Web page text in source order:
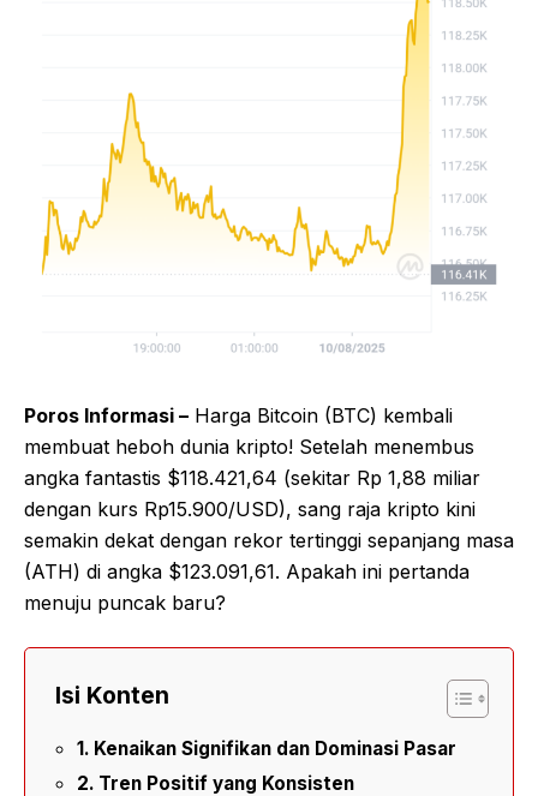
Poros Informasi – Harga Bitcoin (BTC) kembali
membuat heboh dunia kripto! Setelah menembus
angka fantastis $118.421,64 (sekitar Rp 1,88 miliar
dengan kurs Rp15.900/USD), sang raja kripto kini
semakin dekat dengan rekor tertinggi sepanjang masa
(ATH) di angka $123.091,61. Apakah ini pertanda
menuju puncak baru?
Isi Konten
Kenaikan Signifikan dan Dominasi Pasar
Tren Positif yang Konsisten